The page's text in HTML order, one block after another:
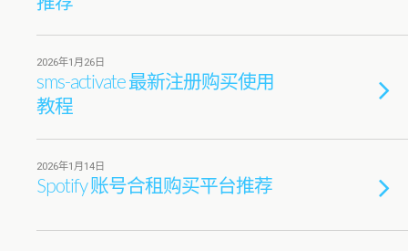
2026年1月26日
sms-activate 最新注册购买使用
教程
2026年1月14日
Spotify 账号合租购买平台推荐